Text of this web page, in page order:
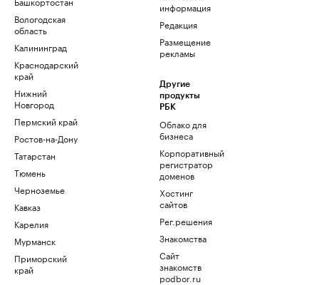
Вологодская
область
Калининград
Краснодарский
край
Нижний
Новгород
Пермский край
Ростов-на-Дону
Татарстан
Тюмень
Черноземье
Кавказ
Карелия
Мурманск
Приморский
край
информация
Редакция
Размещение
рекламы
Другие
продукты
РБК
Облако для
бизнеса
Корпоративный
регистратор
доменов
Хостинг
сайтов
Рег.решения
Знакомства
Сайт
знакомств
podbor.ru